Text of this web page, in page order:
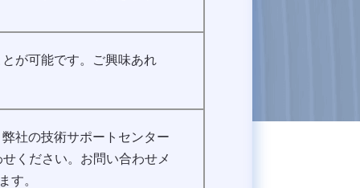
が可能です。ご興味あれ
社の技術サポートセンター
ください。お問い合わせメ
す。